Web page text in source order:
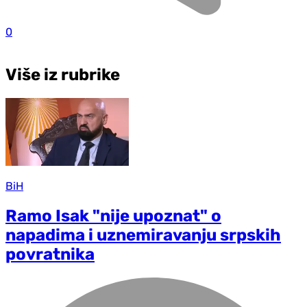
0
Više iz rubrike
BiH
Ramo Isak "nije upoznat" o
napadima i uznemiravanju srpskih
povratnika